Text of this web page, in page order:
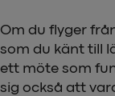
Om du flyger
som du känt till
ett möte som
sig också att